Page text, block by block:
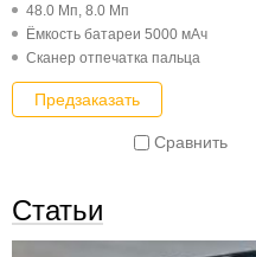
48.0 Мп, 8.0 Мп
Ёмкость батареи 5000 мАч
Cканер отпечатка пальца
Предзаказать
Сравнить
Статьи